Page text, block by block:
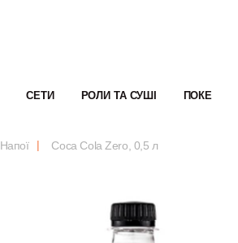
СЕТИ РОЛИ ТА СУШІ ПОКЕ
Напої Coca Cola Zero, 0,5 л